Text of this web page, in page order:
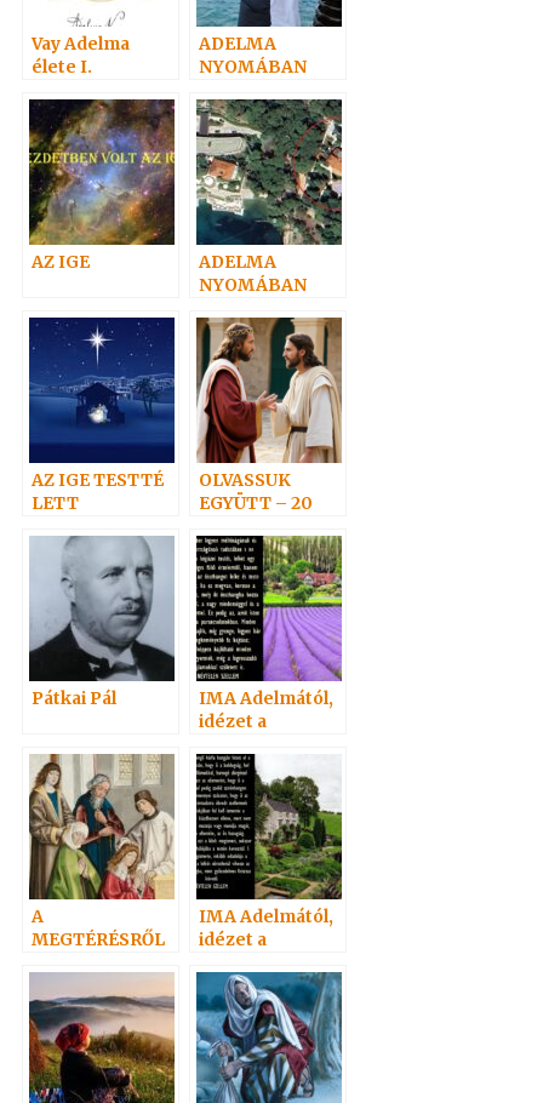
Vay Adelma
élete I.
ADELMA
NYOMÁBAN
AZ IGE
ADELMA
NYOMÁBAN
AZ IGE TESTTÉ
LETT
OLVASSUK
EGYÜTT – 20
Pátkai Pál
IMA Adelmától,
idézet a
Szellemtől 2.
A
MEGTÉRÉSRŐL
IMA Adelmától,
idézet a
Szellemtől 28.